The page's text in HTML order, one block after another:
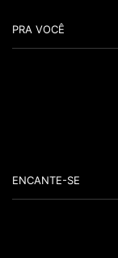
PRA VOCÊ
ENCANTE-SE